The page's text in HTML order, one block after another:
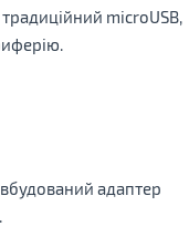
microUSB,
вбудований адаптер